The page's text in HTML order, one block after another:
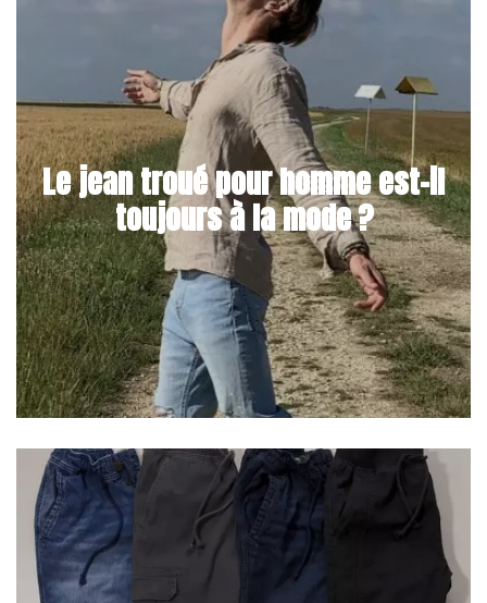
Le jean troué pour homme est-il
toujours à la mode ?